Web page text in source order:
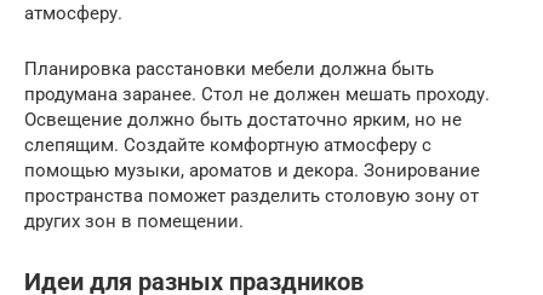
атмосферу.
Планировка расстановки мебели должна быть
продумана заранее. Стол не должен мешать проходу.
Освещение должно быть достаточно ярким, но не
слепящим. Создайте комфортную атмосферу с
помощью музыки, ароматов и декора. Зонирование
пространства поможет разделить столовую зону от
других зон в помещении.
Идеи для разных праздников